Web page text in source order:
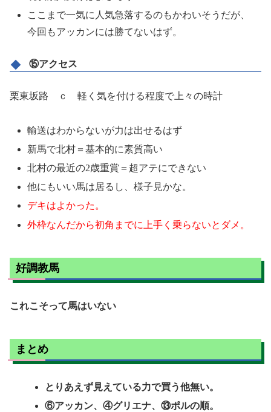
ここまで一気に人気急落するのもかわいそうだが、
今回もアッカンには勝てないはず。
⑮アクセス
栗東坂路 ｃ 軽く気を付ける程度で上々の時計
輸送はわからないが力は出せるはず
新馬で北村＝基本的に素質高い
北村の最近の2歳重賞＝超アテにできない
他にもいい馬は居るし、様子見かな。
デキはよかった。
外枠なんだから初角までに上手く乗らないとダメ。
好調教馬
これこそって馬はいない
まとめ
とりあえず見えている力で買う他無い。
⑥アッカン、④グリエナ、⑬ポルの順。